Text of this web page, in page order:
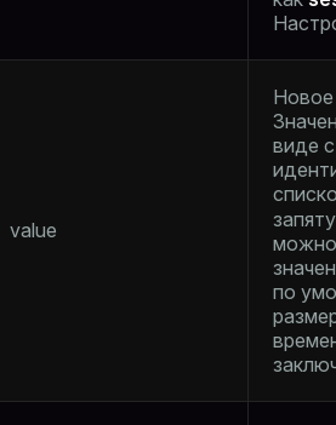
value
Новое
виде
можно
по